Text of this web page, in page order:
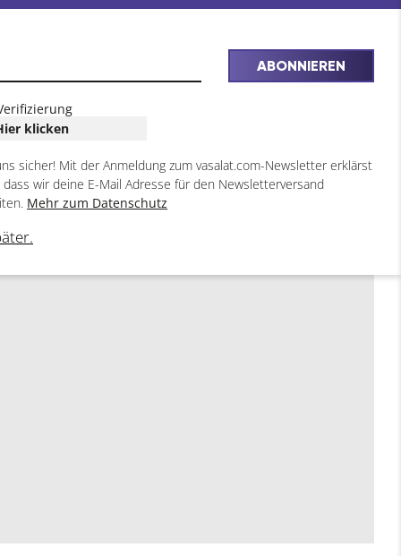
ABONNIEREN
klicken
sicher! Mit der Anmeldung zum vasalat.com-Newsletter erklärst
wir deine E-Mail Adresse für den Newsletterversand
Mehr zum Datenschutz